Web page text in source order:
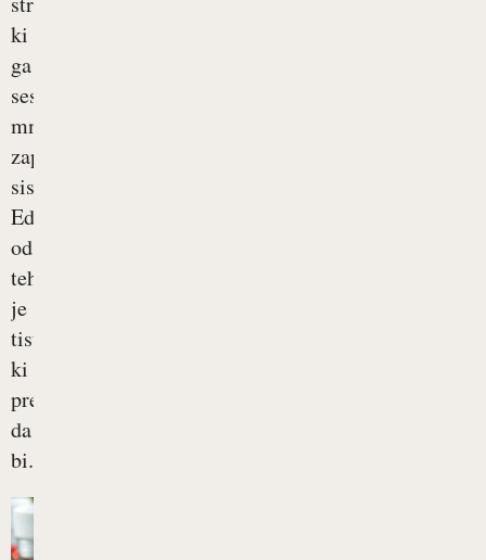
ki
ga
sestavljajo
mnogi
zapleteni
sistemi.
Eden
od
teh
je
tisti,
ki
preprečuje,
da
bi...